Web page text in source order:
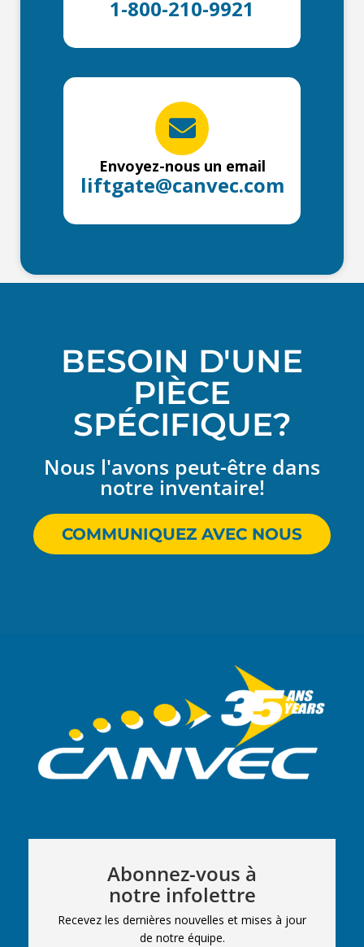
1-800-210-9921
Envoyez-nous un email
liftgate@canvec.com
BESOIN D'UNE
PIÈCE
SPÉCIFIQUE?
Nous l'avons peut-être dans
notre inventaire!
COMMUNIQUEZ AVEC NOUS
Abonnez-vous à
notre infolettre
Recevez les dernières nouvelles et mises à jour
de notre équipe.